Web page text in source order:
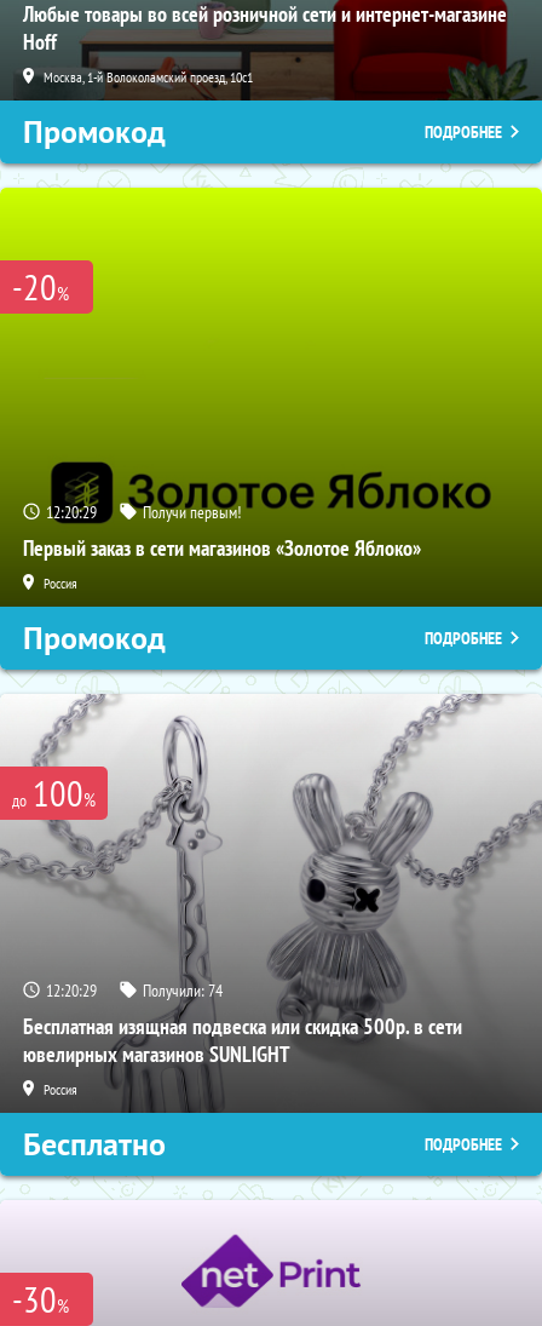
Любые товары во всей розничной сети и интернет-магазине
Hoff
Москва, 1-й Волоколамский проезд, 10с1
Промокод ПОДРОБНЕЕ
-20%
12:20:28 Получи первым!
Первый заказ в сети магазинов «Золотое Яблоко»
Россия
Промокод ПОДРОБНЕЕ
до 100%
12:20:28 Получили:74
Бесплатная изящная подвеска или скидка 500р. в сети
ювелирных магазинов SUNLIGHT
Россия
Бесплатно ПОДРОБНЕЕ
-30%